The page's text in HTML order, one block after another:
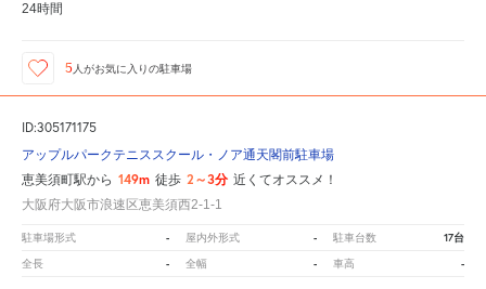
24時間
5人がお気に入りの駐車場
ID:305171175
アップルパークテニススクール・ノア通天閣前駐車場
恵美須町駅から 149m 徒歩 2～3分 近くてオススメ！
大阪府大阪市浪速区恵美須西2-1-1
駐車場形式 - 屋内外形式 - 駐車台数 17台
全長 - 全幅 - 車高 -